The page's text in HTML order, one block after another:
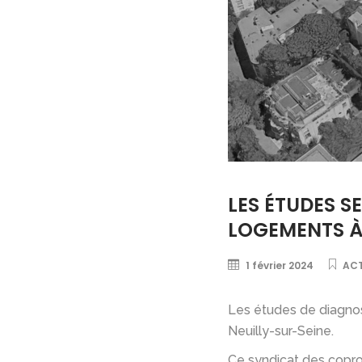
LES ÉTUDES
LOGEMENTS
1 février 2024
Les études de
Neuilly-sur-Seine.